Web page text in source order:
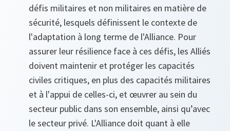
défis militaires et non militaires en matière de
sécurité, lesquels définissent le contexte de
l'adaptation à long terme de l'Alliance. Pour
assurer leur résilience face à ces défis, les Alliés
doivent maintenir et protéger les capacités
civiles critiques, en plus des capacités militaires
et à l'appui de celles-ci, et œuvrer au sein du
secteur public dans son ensemble, ainsi qu’avec
le secteur privé. L'Alliance doit quant à elle